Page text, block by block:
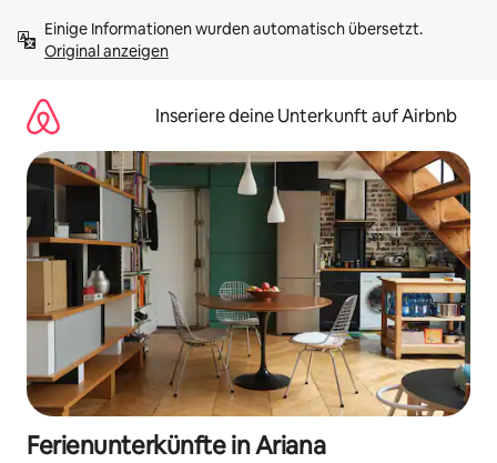
Inhalten
springenOriginal anzeigen
Inseriere deine Unterkunft auf Airbnb
Ferienunterkünfte in Ariana